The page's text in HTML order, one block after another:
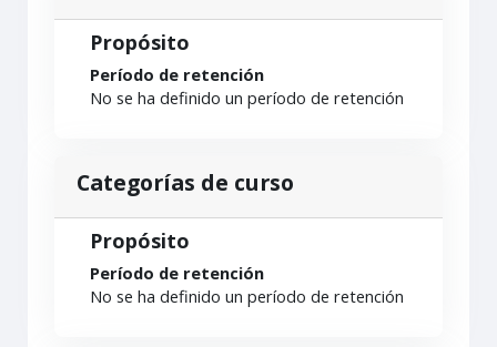
Propósito
Período de retención
No se ha definido un período de retención
Categorías de curso
Propósito
Período de retención
No se ha definido un período de retención